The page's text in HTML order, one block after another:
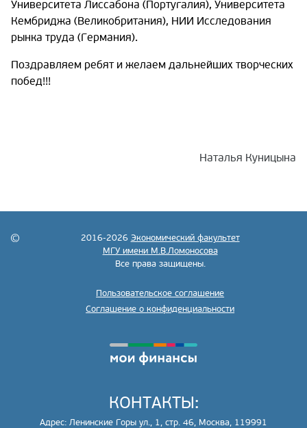
Университета Лиссабона (Португалия), Университета
Кембриджа (Великобритания), НИИ Исследования
рынка труда (Германия).
Поздравляем ребят и желаем дальнейших творческих
побед!!!
Наталья Куницына
2016-2026 Экономический факультет
МГУ имени М.В.Ломоносова
Все права защищены.
Пользовательское соглашение
Соглашение о конфиденциальности
КОНТАКТЫ:
Адрес: Ленинские Горы ул., 1, стр. 46, Москва, 119991